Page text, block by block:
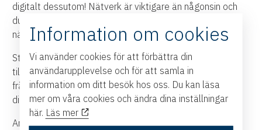
digitalt dessutom! Nätverk är viktigare än någonsin och
du kommer att få möjlighet till interaktion och
nätverkande under passet.
Starta dagen med en härlig frukost! Du som anmäler dig
till Last Tuesday har möjlighet att plocka ut en voucher
från ett lokalt café eller butik i en sörmländsk stad nära
dig!
Anmäl ditt deltagande samt var du vill hämta ut din
Information om cookies
Vi använder cookies för att förbättra din
användarupplevelse och för att samla in
information om ditt besök hos oss. Du kan läsa
mer om våra cookies och ändra dina inställningar
här. Läs mer